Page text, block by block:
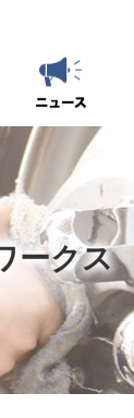
ークス